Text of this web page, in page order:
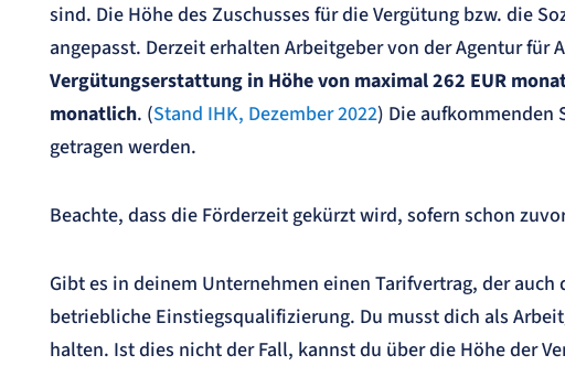
sind. Die Höhe des Zuschusses für die Vergütung bzw. die
angepasst. Derzeit erhalten Arbeitgeber von der Agentur
Vergütungserstattung in Höhe von maximal 262 EUR
monatlich. (Stand IHK, Dezember 2022) Die aufkommenden
getragen werden.
Beachte, dass die Förderzeit gekürzt wird, sofern schon
Gibt es in deinem Unternehmen einen Tarifvertrag, der
betriebliche Einstiegsqualifizierung. Du musst dich als
halten. Ist dies nicht der Fall, kannst du über die Höhe der